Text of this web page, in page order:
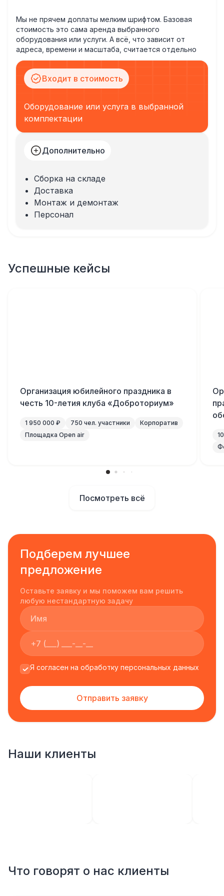
Мы не прячем доплаты мелким шрифтом. Базовая
стоимость это сама аренда выбранного
оборудования или услуги. А всё, что зависит от
адреса, времени и масштаба, считается отдельно
Входит в стоимость
Оборудование или услуга в выбранной
комплектации
Дополнительно
Сборка на складе
Доставка
Монтаж и демонтаж
Персонал
Успешные кейсы
Организация юбилейного праздника в
честь 10-летия клуба «Доброториум»
1 950 000 ₽ 750 чел. участники
Корпоратив
Площадка Open air
Посмотреть всё
Подберем лучшее
предложение
Оставьте заявку и мы поможем вам решить
любую нестандартную задачу
Я согласен на обработку персональных данных
Отправить заявку
Наши клиенты
Что говорят о нас клиенты